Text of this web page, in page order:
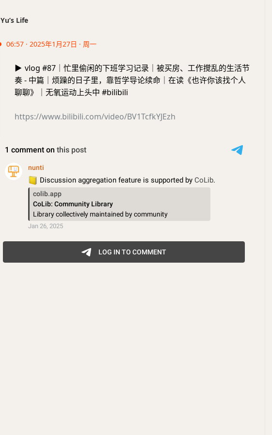
Yu’s Life
06:57 · 2025年1月27日 · 周一
▶️ vlog #87｜忙里偷闲的下班学习记录｜被买房、工作搅乱的生活节
奏 - 中篇｜烦躁的日子里，靠哲学导论续命｜在读《也许你该找个人
聊聊》｜无氧运动上头中 #bilibili
https://www.bilibili.com/video/BV1TcfkYJEzh